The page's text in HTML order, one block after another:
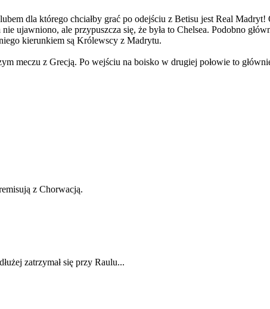
dla którego chciałby grać po odejściu z Betisu jest Real
ujawniono, ale przypuszcza się, że była to Chelsea. Podobno
kierunkiem są Królewscy z Madrytu.
meczu z Grecją. Po wejściu na boisko w drugiej połowie to
z Chorwacją.
zatrzymał się przy Raulu...